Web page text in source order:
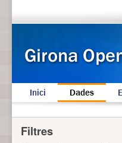
Inici Dades
Filtres